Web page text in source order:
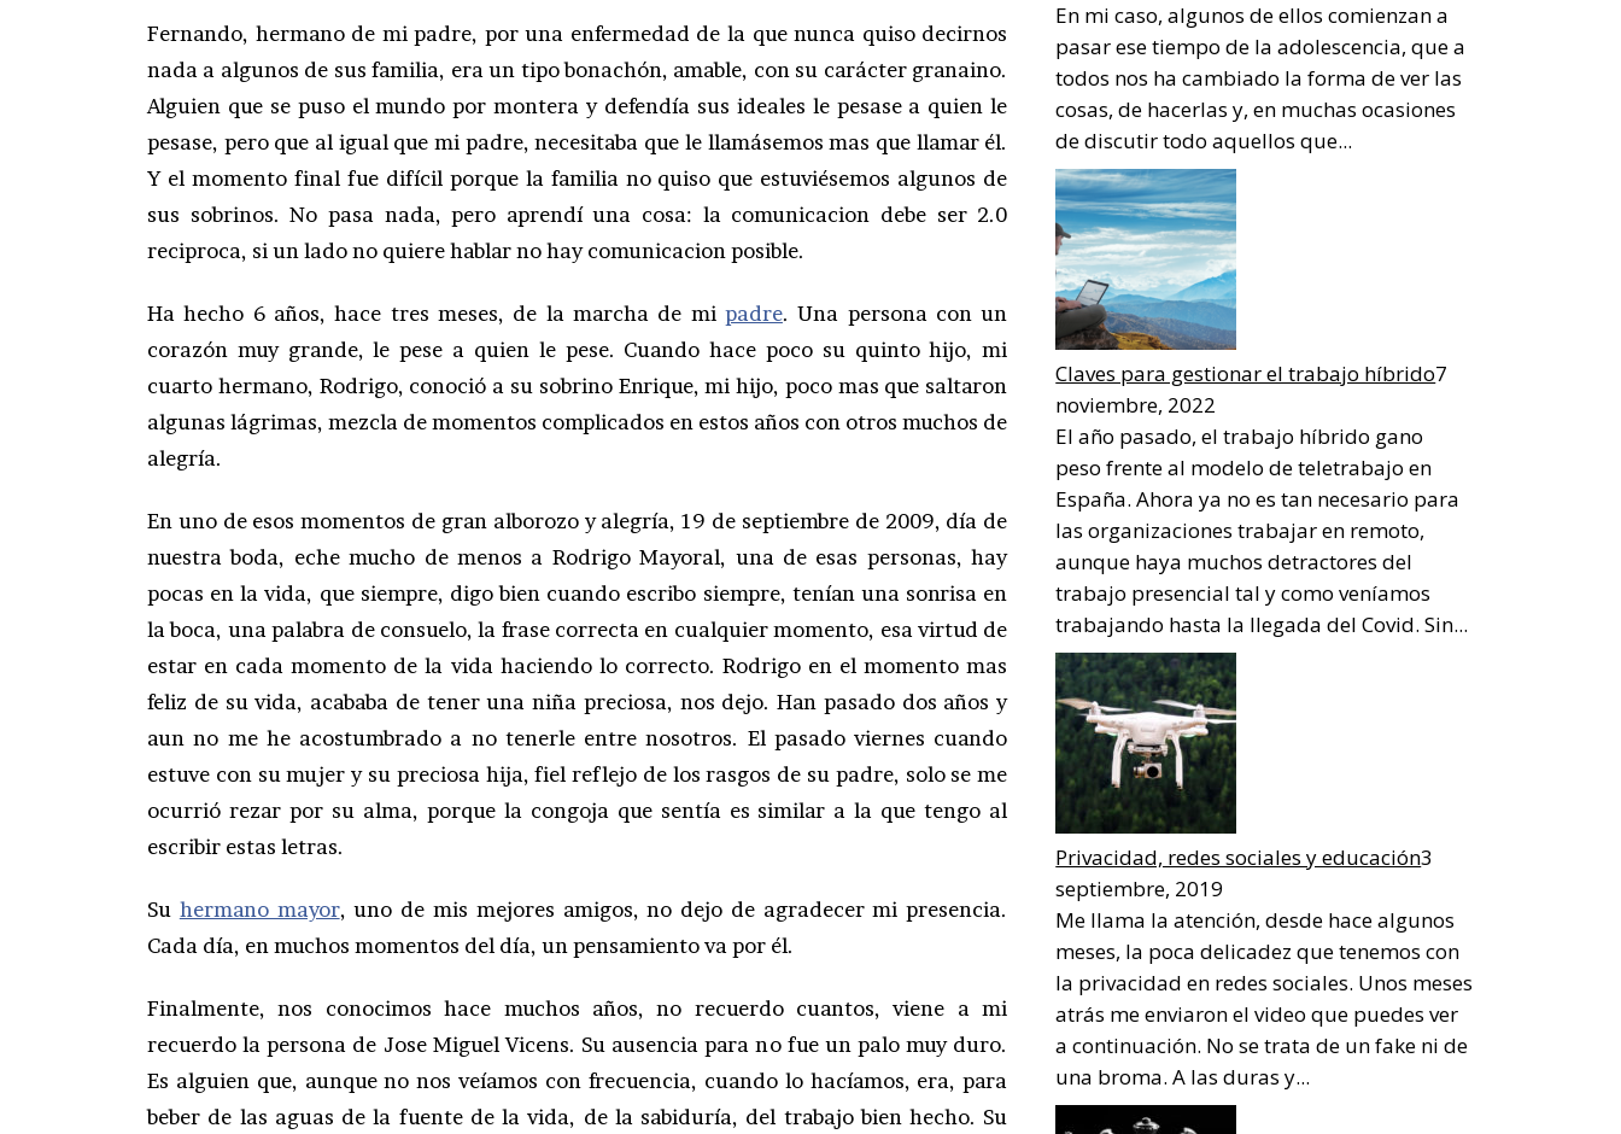
Fernando, hermano de mi padre, por una enfermedad de la que nunca quiso decirnos
nada a algunos de sus familia, era un tipo bonachón, amable, con su carácter granaino.
Alguien que se puso el mundo por montera y defendía sus ideales le pesase a quien le
pesase, pero que al igual que mi padre, necesitaba que le llamásemos mas que llamar él.
Y el momento final fue difícil porque la familia no quiso que estuviésemos algunos de
sus sobrinos. No pasa nada, pero aprendí una cosa: la comunicacion debe ser 2.0
reciproca, si un lado no quiere hablar no hay comunicacion posible.
Ha hecho 6 años, hace tres meses, de la marcha de mi padre. Una persona con un
corazón muy grande, le pese a quien le pese. Cuando hace poco su quinto hijo, mi
cuarto hermano, Rodrigo, conoció a su sobrino Enrique, mi hijo, poco mas que saltaron
algunas lágrimas, mezcla de momentos complicados en estos años con otros muchos de
alegría.
En uno de esos momentos de gran alborozo y alegría, 19 de septiembre de 2009, día de
nuestra boda, eche mucho de menos a Rodrigo Mayoral, una de esas personas, hay
pocas en la vida, que siempre, digo bien cuando escribo siempre, tenían una sonrisa en
la boca, una palabra de consuelo, la frase correcta en cualquier momento, esa virtud de
estar en cada momento de la vida haciendo lo correcto. Rodrigo en el momento mas
feliz de su vida, acababa de tener una niña preciosa, nos dejo. Han pasado dos años y
aun no me he acostumbrado a no tenerle entre nosotros. El pasado viernes cuando
estuve con su mujer y su preciosa hija, fiel reflejo de los rasgos de su padre, solo se me
ocurrió rezar por su alma, porque la congoja que sentía es similar a la que tengo al
escribir estas letras.
Su hermano mayor, uno de mis mejores amigos, no dejo de agradecer mi presencia.
Cada día, en muchos momentos del día, un pensamiento va por él.
Finalmente, nos conocimos hace muchos años, no recuerdo cuantos, viene a mi
recuerdo la persona de Jose Miguel Vicens. Su ausencia para no fue un palo muy duro.
Es alguien que, aunque no nos veíamos con frecuencia, cuando lo hacíamos, era, para
beber de las aguas de la fuente de la vida, de la sabiduría, del trabajo bien hecho. Su
En mi caso, algunos de ellos comienzan a
pasar ese tiempo de la adolescencia, que a
todos nos ha cambiado la forma de ver las
cosas, de hacerlas y, en muchas ocasiones
de discutir todo aquellos que...
Claves para gestionar el trabajo híbrido7
noviembre, 2022
El año pasado, el trabajo híbrido gano
peso frente al modelo de teletrabajo en
España. Ahora ya no es tan necesario para
las organizaciones trabajar en remoto,
aunque haya muchos detractores del
trabajo presencial tal y como veníamos
trabajando hasta la llegada del Covid. Sin...
Privacidad, redes sociales y educación3
septiembre, 2019
Me llama la atención, desde hace algunos
meses, la poca delicadez que tenemos con
la privacidad en redes sociales. Unos meses
atrás me enviaron el video que puedes ver
a continuación. No se trata de un fake ni de
una broma. A las duras y...